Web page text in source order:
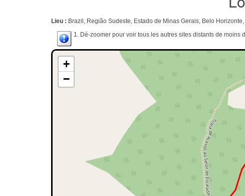
Lieu : Brazil, Região Sudeste, Estado de Minas Gerais, Belo
1. Dé-zoomer pour voir tous les autres sites distants de moins
+
−